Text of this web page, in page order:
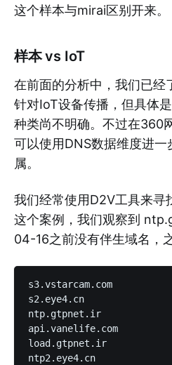
这个样本与mirai区别开来。
样本 vs IoT
在前面的分析中，我们已经
针对IoT设备传播，但具体
种类尚不明确。不过在360
可以使用DNS数据维度进一
属。
我们经常使用D2V工具来寻
这个案例，我们观察到
04-16之前没有伴生域名，
s3.vstarcam.com
s2.eye4.cn
ntp.gtpnet.ir
api.vanelife.com
load.gtpnet.ir
ntp2.eye4.cn